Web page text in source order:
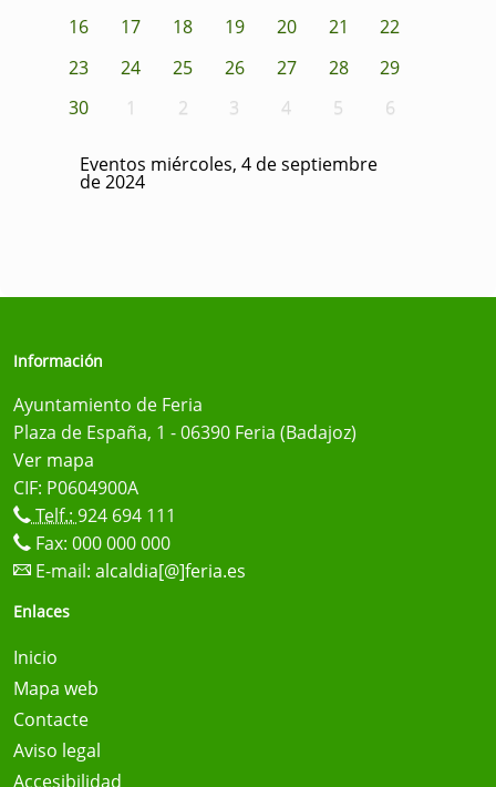
16
17 18 19 20 21
22
23
24 25 26 27 28
29
30
1 2 3 4 5 6
Eventos miércoles, 4 de septiembre
de 2024
Información
Ayuntamiento de Feria
Plaza de España, 1 - 06390 Feria (Badajoz)
Ver mapa
CIF: P0604900A
Telf.: 924 694 111
Fax: 000 000 000
E-mail: alcaldia[@]feria.es
Enlaces
Inicio
Mapa web
Contacte
Aviso legal
Accesibilidad